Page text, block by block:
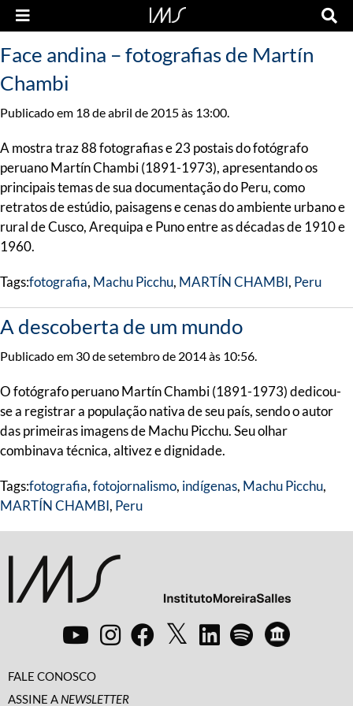
Face andina – fotografias de Martín
Chambi
Publicado em 18 de abril de 2015 às 13:00.
A mostra traz 88 fotografias e 23 postais do fotógrafo
peruano Martín Chambi (1891-1973), apresentando os
principais temas de sua documentação do Peru, como
retratos de estúdio, paisagens e cenas do ambiente urbano e
rural de Cusco, Arequipa e Puno entre as décadas de 1910 e
1960.
Tags:fotografia, Machu Picchu, MARTÍN CHAMBI, Peru
A descoberta de um mundo
Publicado em 30 de setembro de 2014 às 10:56.
O fotógrafo peruano Martín Chambi (1891-1973) dedicou-
se a registrar a população nativa de seu país, sendo o autor
das primeiras imagens de Machu Picchu. Seu olhar
combinava técnica, altivez e dignidade.
Tags:fotografia,fotojornalismo, indígenas, Machu Picchu,
MARTÍN CHAMBI, Peru
FALE CONOSCO
ASSINE A NEWSLETTER